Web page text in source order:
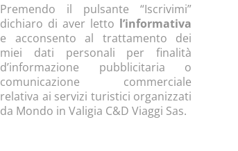
Premendo il pulsante “Iscrivimi”
dichiaro di aver letto l’informativa
e acconsento al trattamento dei
miei dati personali per finalità
d’informazione pubblicitaria o
comunicazione commerciale
relativa ai servizi turistici organizzati
da Mondo in Valigia C&D Viaggi Sas.